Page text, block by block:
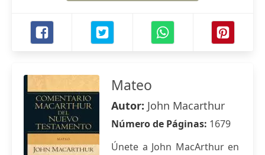
Mateo
Autor: John Macarthur
Número de Páginas: 1679
Únete a John MacArthur en